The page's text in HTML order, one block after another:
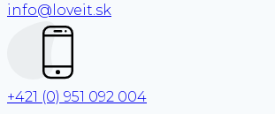
info@loveit.sk
+421 (0) 951 092 004